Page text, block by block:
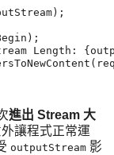
Length:
進出 Stream 大
讓程式正常運
outputStream 影